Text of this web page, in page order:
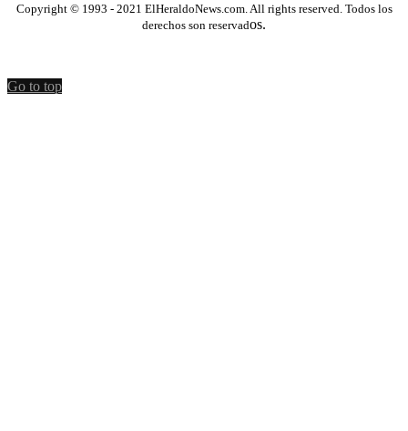
Copyright © 1993 - 2021 ElHeraldoNews.com. All rights reserved. Todos los
derechos son reservados.
Go to top